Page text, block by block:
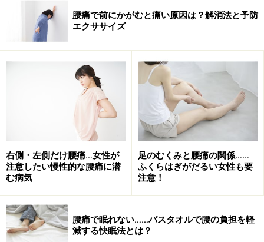
※当サイトにおける医師・医療従事者等による情報の提供は、診
断・治療行為ではありません。診断・治療を必要とする方は、適
切な医療機関での受診をおすすめいたします。記事内容は執筆者
個人の見解によるものであり、全ての方への有効性を保証するも
情報提供者は一切の責任を負いかねます。
次のページへ
腰痛で前にかがむと痛い原因は？解消法と予防
エクササイズ
右側・左側だけ腰痛…女性が
注意したい慢性的な腰痛に潜
む病気
足のむくみと腰痛の関係……
ふくらはぎがだるい女性も要
注意！
腰痛で眠れない……バスタオルで腰の負担を軽
減する快眠法とは？